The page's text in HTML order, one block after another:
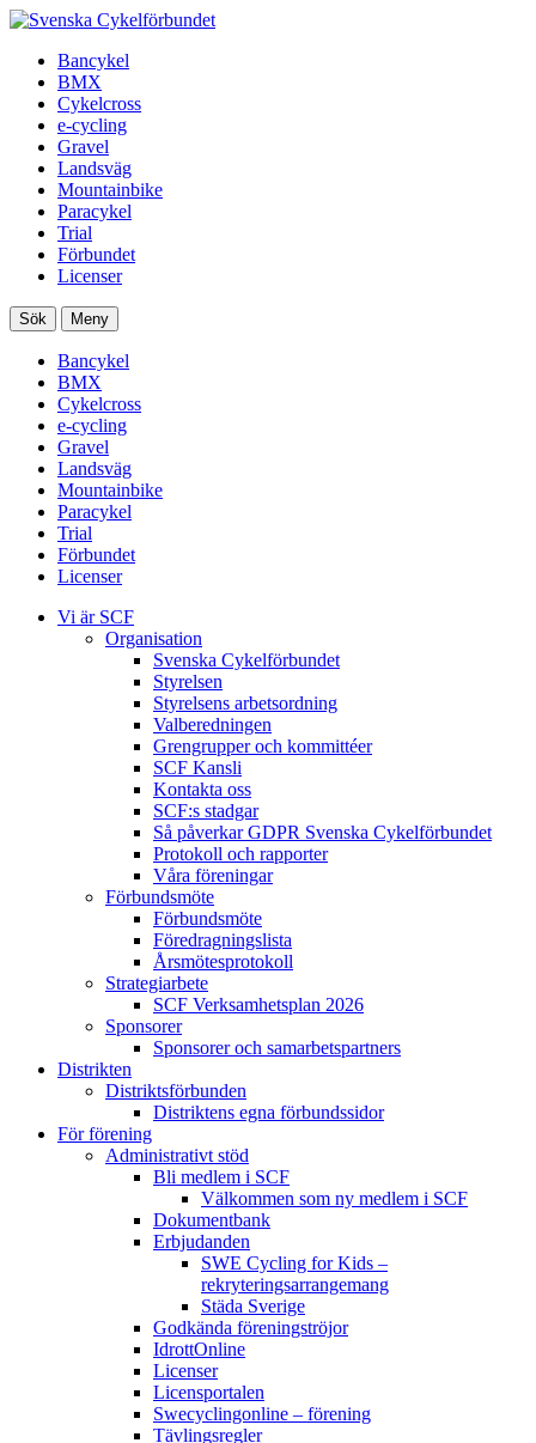
Bancykel
BMX
Cykelcross
e-cycling
Gravel
Landsväg
Mountainbike
Paracykel
Trial
Förbundet
Licenser
Sök Meny
Bancykel
BMX
Cykelcross
e-cycling
Gravel
Landsväg
Mountainbike
Paracykel
Trial
Förbundet
Licenser
Vi är SCF
Organisation
Svenska Cykelförbundet
Styrelsen
Styrelsens arbetsordning
Valberedningen
Grengrupper och kommittéer
SCF Kansli
Kontakta oss
SCF:s stadgar
Så påverkar GDPR Svenska Cykelförbundet
Protokoll och rapporter
Våra föreningar
Förbundsmöte
Förbundsmöte
Föredragningslista
Årsmötesprotokoll
Strategiarbete
SCF Verksamhetsplan 2026
Sponsorer
Sponsorer och samarbetspartners
Distrikten
Distriktsförbunden
Distriktens egna förbundssidor
För förening
Administrativt stöd
Bli medlem i SCF
Välkommen som ny medlem i SCF
Dokumentbank
Erbjudanden
SWE Cycling for Kids –
rekryteringsarrangemang
Städa Sverige
Godkända föreningströjor
IdrottOnline
Licenser
Licensportalen
Swecyclingonline – förening
Tävlingsregler